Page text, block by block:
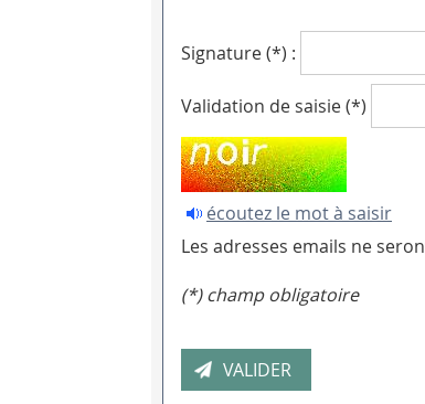
Signature (*) :
Validation de saisie (*)
écoutez le mot à saisir
Les adresses emails ne
(*) champ obligatoire